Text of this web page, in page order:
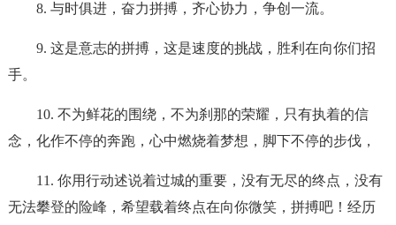
8. 与时俱进，奋力拼搏，齐心协力，争创一流。
9. 这是意志的拼搏，这是速度的挑战，胜利在向你们招
手。
10. 不为鲜花的围绕，不为刹那的荣耀，只有执着的信
念，化作不停的奔跑，心中燃烧着梦想，脚下不停的步伐，
11. 你用行动述说着过城的重要，没有无尽的终点，没有
无法攀登的险峰，希望载着终点在向你微笑，拼搏吧！经历